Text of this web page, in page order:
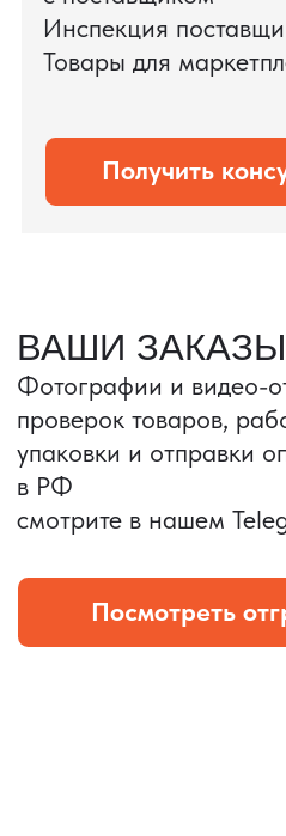
Оставить заявку
Портативные колонки
Условия: Тираж 3100 шт.
Колонка с шнуром
зарядным, без коробки
и ложемента (эвы).
КОНТРОЛЬ КАЧЕСТВА
Проверка по ТЗ включает: